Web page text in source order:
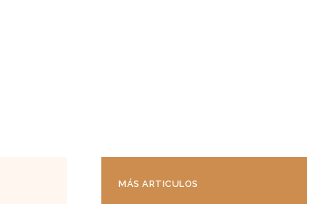
MÁS ARTICULOS